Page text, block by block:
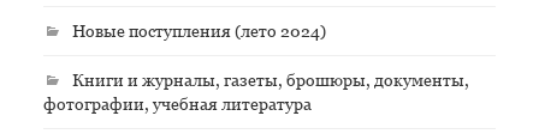
Новые поступления (лето 2024)
Книги и журналы, газеты, брошюры, документы,
фотографии, учебная литература